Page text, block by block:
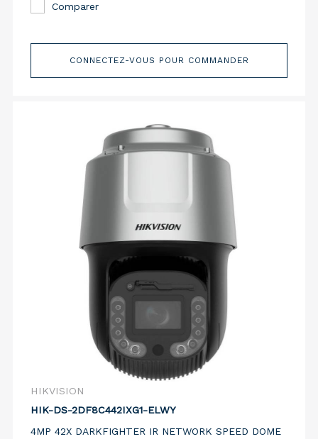
Comparer
CONNECTEZ-VOUS POUR COMMANDER
HIKVISION
HIK-DS-2DF8C442IXG1-ELWY
4MP 42X DARKFIGHTER IR NETWORK SPEED DOME